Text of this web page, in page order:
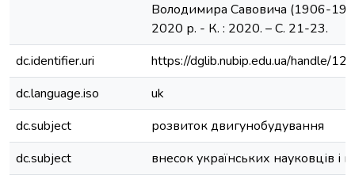
Володимира Савовича (1906-
2020 р. - К. : 2020. – С. 21-23.
dc.identifier.uri
https://dglib.nubip.edu.ua/handle/
dc.language.iso
uk
dc.subject
розвиток двигунобудування
dc.subject
внесок українських науковців і